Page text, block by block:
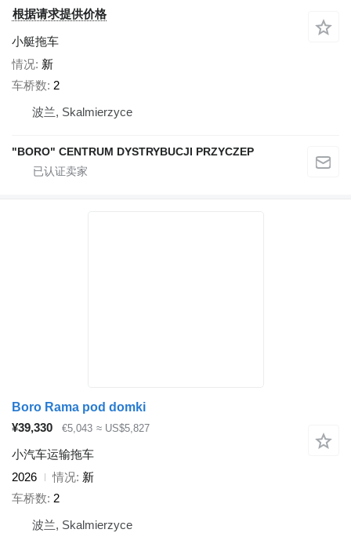
根据请求提供价格
小艇拖车
情况 新
车桥数 2
波兰, Skalmierzyce
"BORO" CENTRUM DYSTRYBUCJI PRZYCZEP
Boro Rama pod domki
¥39,330
€5,043 ≈ US$5,827
小汽车运输拖车
2026
情况 新
车桥数 2
波兰, Skalmierzyce